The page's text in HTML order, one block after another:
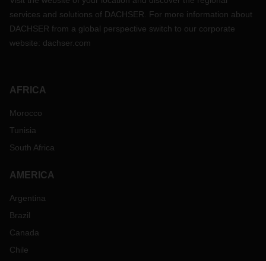
services and solutions of DACHSER. For more information about
DACHSER from a global perspective switch to our corporate
website: dachser.com
AFRICA
Morocco
Tunisia
South Africa
AMERICA
Argentina
Brazil
Canada
Chile